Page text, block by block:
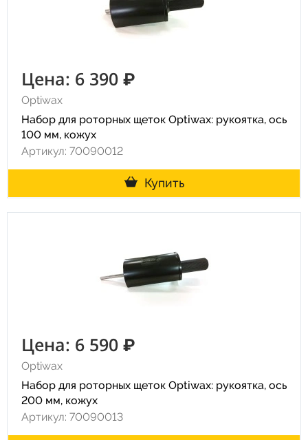
Цена: 6 390 ₽
Optiwax
Набор для роторных щеток Optiwax: рукоятка, ось
100 мм, кожух
Артикул: 70090012
Купить
Цена: 6 590 ₽
Optiwax
Набор для роторных щеток Optiwax: рукоятка, ось
200 мм, кожух
Артикул: 70090013